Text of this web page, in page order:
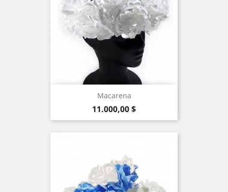
Macarena
Precio
11.000,00 $